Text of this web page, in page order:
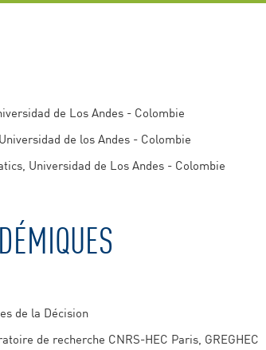
de Los Andes - Colombie
de los Andes - Colombie
Universidad de Los Andes - Colombie
de la Décision
de recherche CNRS-HEC Paris, GREGHEC